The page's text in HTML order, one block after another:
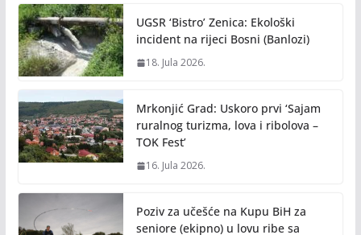
UGSR ‘Bistro’ Zenica: Ekološki
incident na rijeci Bosni (Banlozi)
18. Jula 2026.
Mrkonjić Grad: Uskoro prvi ‘Sajam
ruralnog turizma, lova i ribolova –
TOK Fest’
16. Jula 2026.
Poziv za učešće na Kupu BiH za
seniore (ekipno) u lovu ribe sa